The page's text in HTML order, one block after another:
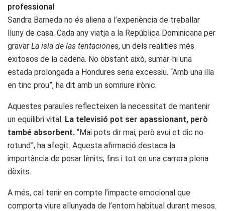
professional
Sandra Barneda no és aliena a l’experiència de treballar
lluny de casa. Cada any viatja a la República Dominicana per
gravar La isla de las tentaciones, un dels realities més
exitosos de la cadena. No obstant això, sumar-hi una
estada prolongada a Hondures seria excessiu. “Amb una illa
en tinc prou”, ha dit amb un somriure irònic.
Aquestes paraules reflecteixen la necessitat de mantenir
un equilibri vital. La televisió pot ser apassionant, però
també absorbent. “Mai pots dir mai, però avui et dic no
rotund”, ha afegit. Aquesta afirmació destaca la
importància de posar límits, fins i tot en una carrera plena
dèxits.
A més, cal tenir en compte l’impacte emocional que
comporta viure allunyada de l’entorn habitual durant mesos.